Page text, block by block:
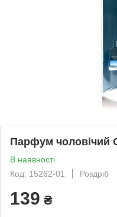
Парфум чоловічий
В наявності
Код: 15262-01
Роздріб
139 ₴